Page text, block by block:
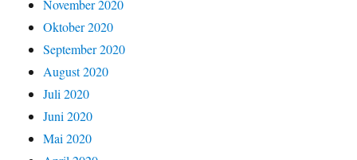
November 2020
Oktober 2020
September 2020
August 2020
Juli 2020
Juni 2020
Mai 2020